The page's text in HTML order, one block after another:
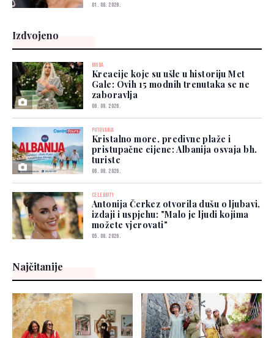
01. 08. 2026.
Izdvojeno
MODA
Kreacije koje su ušle u historiju Met
Gale: Ovih 15 modnih trenutaka se ne
zaboravlja
06. 08. 2026.
PUTOVANJA
Kristalno more, predivne plaže i
pristupačne cijene: Albanija osvaja bh.
turiste
06. 08. 2026.
CELEBRITY
Antonija Čerkez otvorila dušu o ljubavi,
izdaji i uspjehu: "Malo je ljudi kojima
možete vjerovati"
05. 08. 2026.
Najčitanije